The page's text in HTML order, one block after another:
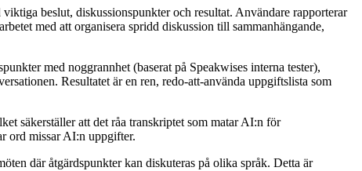
beslut, diskussionspunkter och resultat. Användare rapporterar
med att organisera spridd diskussion till sammanhängande,
med noggrannhet (baserat på Speakwises interna tester),
Resultatet är en ren, redo-att-använda uppgiftslista som
säkerställer att det råa transkriptet som matar AI:n för
ord missar AI:n uppgifter.
där åtgärdspunkter kan diskuteras på olika språk. Detta är